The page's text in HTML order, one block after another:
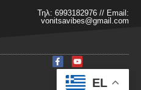
Τηλ: 6993182976 // Email:
vonitsavibes@gmail.com
EL